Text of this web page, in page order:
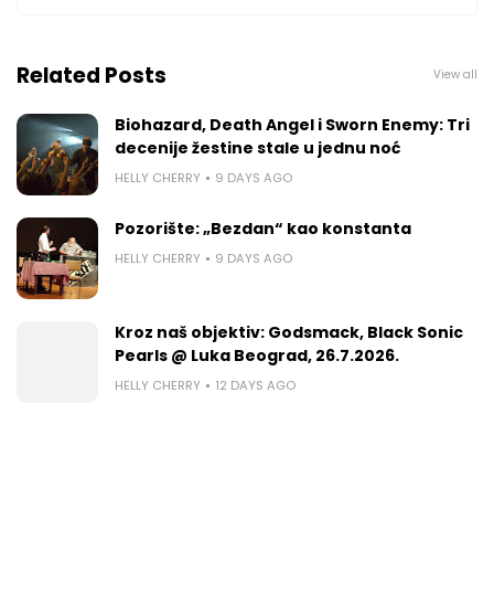
Related Posts View all
Biohazard, Death Angel i Sworn Enemy: Tri
decenije žestine stale u jednu noć
HELLY CHERRY 9 DAYS AGO
Pozorište: „Bezdan“ kao konstanta
HELLY CHERRY 9 DAYS AGO
Kroz naš objektiv: Godsmack, Black Sonic
Pearls @ Luka Beograd, 26.7.2026.
HELLY CHERRY 12 DAYS AGO